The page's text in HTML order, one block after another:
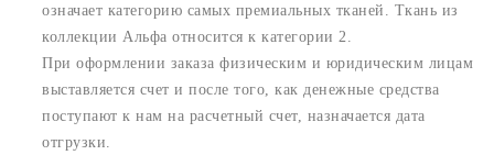
означает категорию самых премиальных тканей. Ткань из
коллекции Альфа относится к категории 2.
При оформлении заказа физическим и юридическим лицам
выставляется счет и после того, как денежные средства
поступают к нам на расчетный счет, назначается дата
отгрузки.